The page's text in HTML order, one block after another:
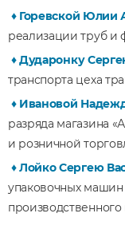
♦ Горевской Юлии
реализации труб и
♦Дударонку
транспорта цеха
♦ Ивановой
разряда магазина
и розничной
♦Лойко Сергею
упаковочных машин
производственного